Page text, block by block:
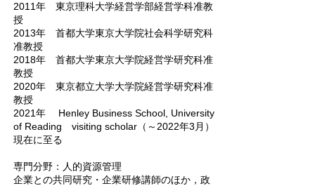
2011年 東京理科大学経営学部経営学科准教
授
2013年 首都大学東京大学院社会科学研究科
准教授
2018年 首都大学東京大学院経営学研究科准
教授
2020年 東京都立大学大学院経営学研究科准
教授
2021年 Henley Business School, University
of Reading visiting scholar（～2022年3月）
現在に至る
専門分野：人的資源管理
企業との共同研究・企業研修講師のほか，政